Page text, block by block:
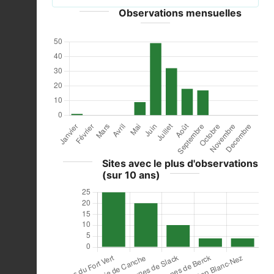
Observations mensuelles
Sites avec le plus d'observations
(sur 10 ans)